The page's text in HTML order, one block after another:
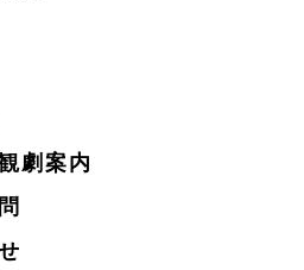
劇案内